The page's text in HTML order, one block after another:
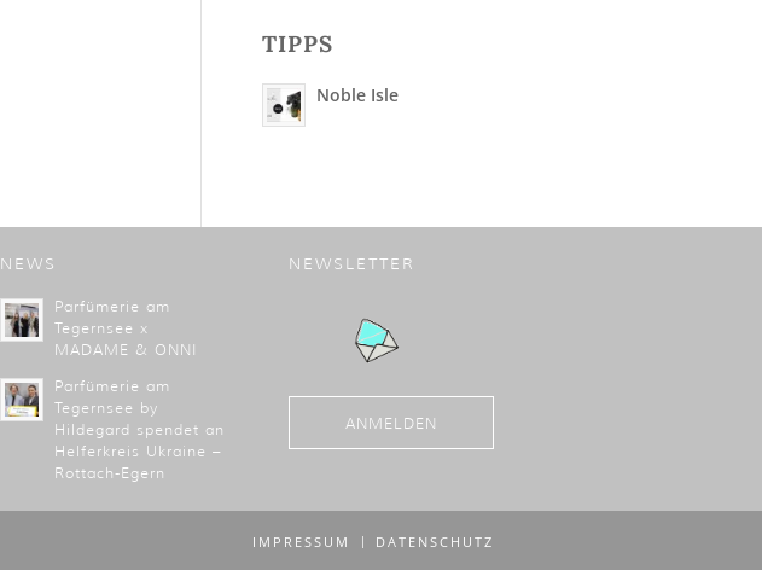
TIPPS
Noble Isle
NEWS
Parfümerie am
Tegernsee x
MADAME & ONNI
Parfümerie am
Tegernsee by
Hildegard spendet an
Helferkreis Ukraine –
Rottach-Egern
NEWSLETTER
ANMELDEN
IMPRESSUM DATENSCHUTZ